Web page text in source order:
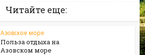
Читайте еще:
Азовское море
Польза отдыха на
Азовском море